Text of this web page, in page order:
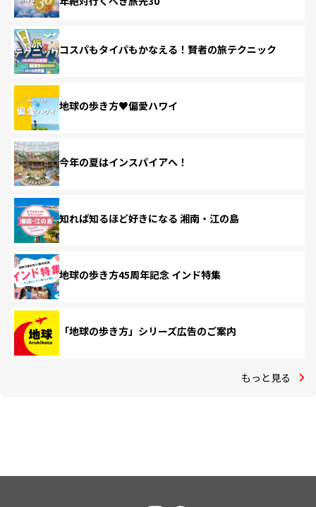
コスパもタイパもかなえる！賢者の旅テクニック
地球の歩き方♥偏愛ハワイ
今年の夏はインスパイアへ！
知れば知るほど好きになる 湘南・江の島
地球の歩き方45周年記念 インド特集
「地球の歩き方」シリーズ広告のご案内
もっと見る